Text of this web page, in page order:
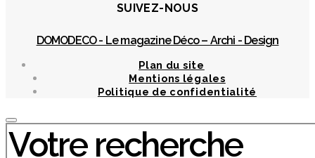
SUIVEZ-NOUS
DOMODECO - Le magazine Déco – Archi - Design
Plan du site
Mentions légales
Politique de confidentialité
Chercher